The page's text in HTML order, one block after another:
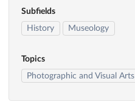
Subfields
History
Museology
Topics
Photographic and Visual Arts